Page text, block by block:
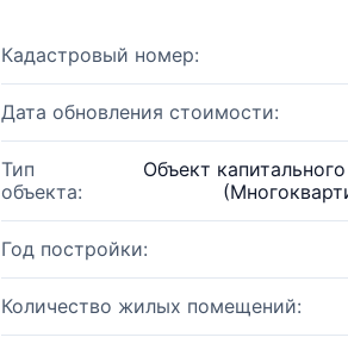
Кадастровый номер:
Дата обновления стоимости:
Тип
объекта:
Объект
Год постройки:
Количество жилых помещений: